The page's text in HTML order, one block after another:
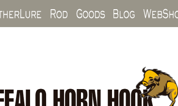
Lure Other Lure
Rod Goods Blog